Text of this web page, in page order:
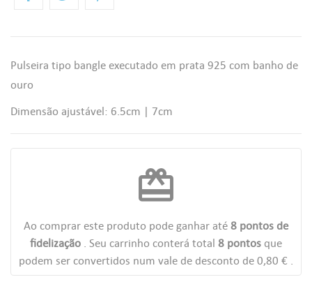
redeem
Ao comprar este produto pode ganhar até 8 pontos de
fidelização . Seu carrinho conterá total 8 pontos que
podem ser convertidos num vale de desconto de 0,80 € .
Pulseira tipo bangle executado em prata 925 com banho de
ouro
Dimensão ajustável: 6.5cm | 7cm
((TITLE))